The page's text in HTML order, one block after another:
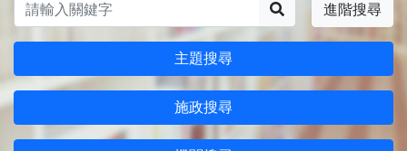
進階搜尋
主題搜尋
施政搜尋